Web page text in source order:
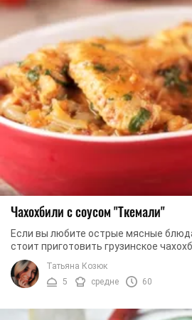
Чахохбили с соусом "Ткемали"
Если вы любите острые мясные
стоит приготовить грузинское
добавить соус "Ткемали".
Татьяна Козюк
5
средне 60